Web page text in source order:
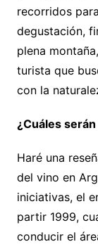
recorridos
degustación,
plena
turista que
con la
¿Cuáles
Haré una
del vino en
iniciativas, el
partir 1999,
conducir el